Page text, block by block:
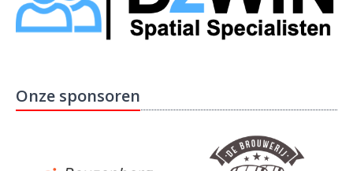
Onze sponsoren